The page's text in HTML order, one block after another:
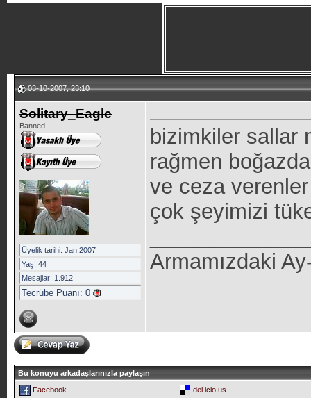
03-10-2007, 23:10
Solitary_Eagle
Banned
Üyelik tarihi: Jan 2007
Yaş: 44
Mesajlar: 1.912
Tecrübe Puanı: 0
bizimkiler sallar
rağmen
ve ceza
çok şeyimizi
Armamızdaki
Bu konuyu arkadaşlarınızla paylaşın
Facebook
del.icio.us